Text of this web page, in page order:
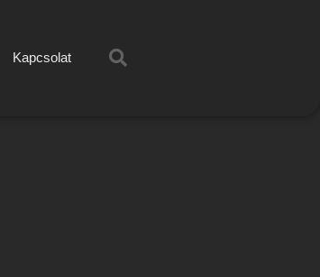
Kapcsolat